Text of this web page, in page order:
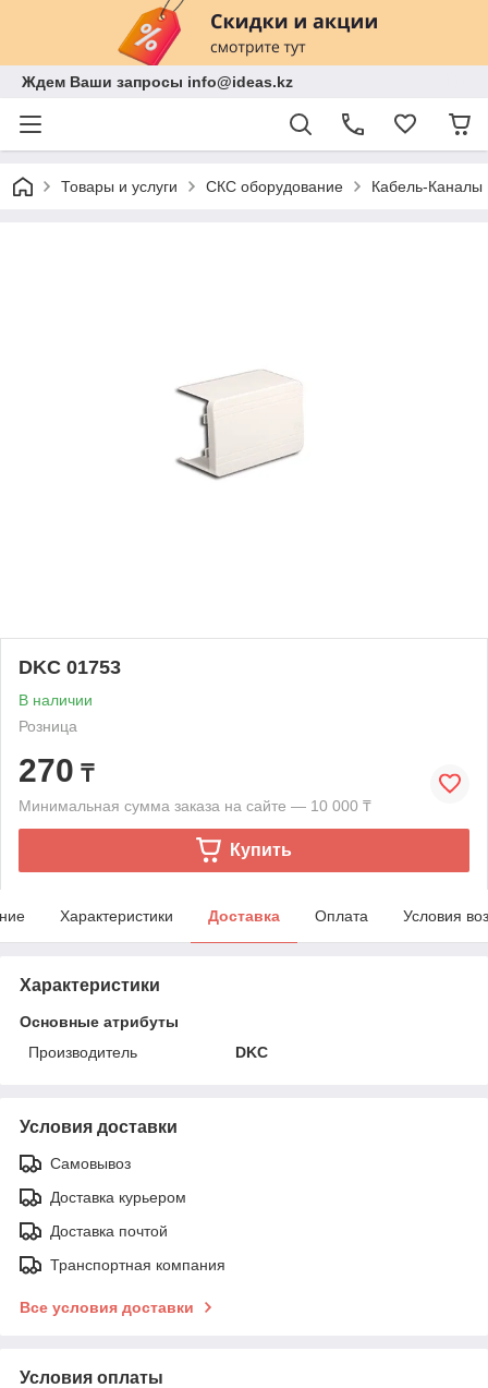
Ждем Ваши запросы info@ideas.kz
Товары и услуги СКС оборудование Кабель-Каналы
DKC 01753
В наличии
Розница
270 ₸
Минимальная сумма заказа на сайте — 10 000 ₸
Купить
Характеристики Доставка Оплата Условия
Характеристики
Основные атрибуты
Производитель
DKC
Условия доставки
Самовывоз
Доставка курьером
Доставка почтой
Транспортная компания
Все условия доставки
Условия оплаты